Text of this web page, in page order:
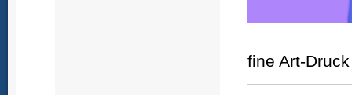
fine Art-